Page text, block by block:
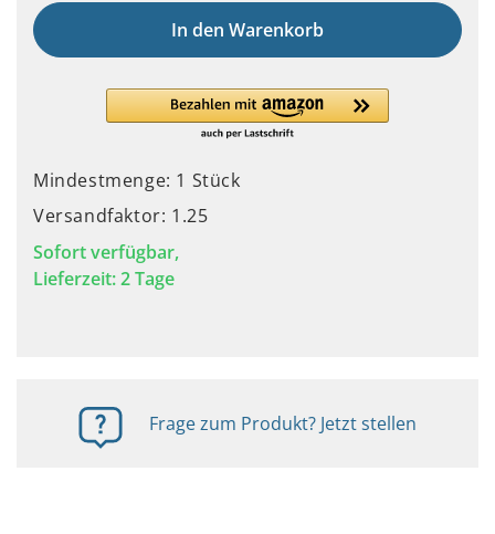
In den Warenkorb
Mindestmenge: 1 Stück
Versandfaktor: 1.25
Sofort verfügbar,
Lieferzeit: 2 Tage
Frage zum Produkt? Jetzt stellen